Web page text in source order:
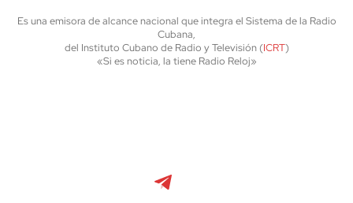
Es una emisora de alcance nacional que integra el Sistema de la Radio
Cubana,
del Instituto Cubano de Radio y Televisión (ICRT)
«Si es noticia, la tiene Radio Reloj»